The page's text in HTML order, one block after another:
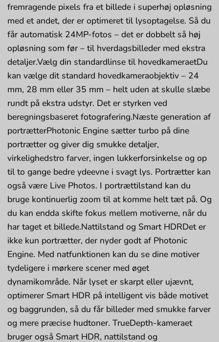
fremragende pixels fra et billede i superhøj opløsning
med et andet, der er optimeret til lysoptagelse. Så du
får automatisk 24MP-fotos – det er dobbelt så høj
opløsning som før – til hverdagsbilleder med ekstra
detaljer.Vælg din standardlinse til hovedkameraetDu
kan vælge dit standard hovedkameraobjektiv – 24
mm, 28 mm eller 35 mm – helt uden at skulle slæbe
rundt på ekstra udstyr. Det er styrken ved
beregningsbaseret fotografering.Næste generation af
portrætterPhotonic Engine sætter turbo på dine
portrætter og giver dig smukke detaljer,
virkelighedstro farver, ingen lukkerforsinkelse og op
til to gange bedre ydeevne i svagt lys. Portrætter kan
også være Live Photos. I portrættilstand kan du
bruge kontinuerlig zoom til at komme helt tæt på. Og
du kan endda skifte fokus mellem motiverne, når du
har taget et billede.Nattilstand og Smart HDRDet er
ikke kun portrætter, der nyder godt af Photonic
Engine. Med natfunktionen kan du se dine motiver
tydeligere i mørkere scener med øget
dynamikområde. Når lyset er skarpt eller ujævnt,
optimerer Smart HDR på intelligent vis både motivet
og baggrunden, så du får billeder med smukke farver
og mere præcise hudtoner. TrueDepth-kameraet
bruger også Smart HDR, nattilstand og